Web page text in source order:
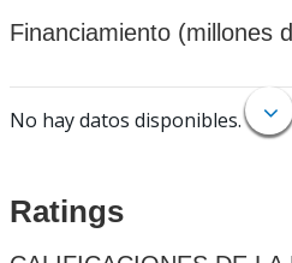
Financiamiento (millones
No hay datos disponibles.
Ratings